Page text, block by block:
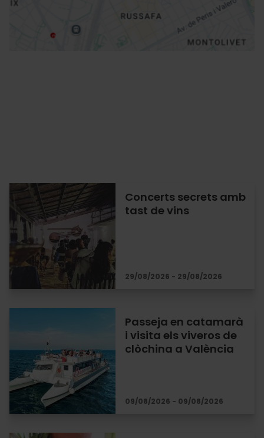
Concerts secrets amb
tast de vins
29/08/2026 - 29/08/2026
Passeja en catamarà
i visita els viveros de
clòchina a València
09/08/2026 - 09/08/2026